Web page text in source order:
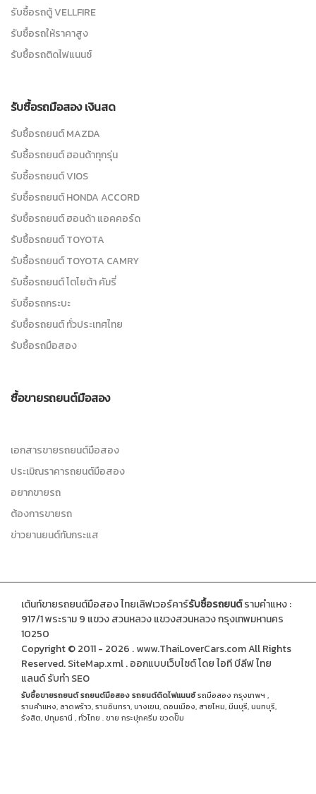
รับซื้อรถตู้ VELLFIRE
รับซื้อรถให้ราคาสูง
รับซื้อรถติดไฟแนนซ์
รับซื้อรถมือสอง เงินสด
รับซื้อรถยนต์ MAZDA
รับซื้อรถยนต์ ฮอนด้าทุกรุ่น
รับซื้อรถยนต์ VIOS
รับซื้อรถยนต์ HONDA ACCORD
รับซื้อรถยนต์ ฮอนด้า แอคคอร์ด
รับซื้อรถยนต์ TOYOTA
รับซื้อรถยนต์ TOYOTA CAMRY
รับซื้อรถยนต์ โตโยต้า คัมรี่
รับซื้อรถกระบะ
รับซื้อรถยนต์ ทั่วประเทศไทย
รับซื้อรถมือสอง
ซื้อขายรถยนต์มือสอง
เอกสารขายรถยนต์มือสอง
ประเมิณราคารถยนต์มือสอง
อยากขายรถ
ต้องการขายรถ
ข่าวยานยนต์ทันกระแส
เต้นท์ขายรถยนต์มือสอง ไทยเลิฟเวอร์คาร์รับซื้อรถยนต์รามคำแหง :
917/1 พระราม 9 แขวง สวนหลวง แขวงสวนหลวง กรุงเทพมหานคร
10250
Copyright © 2011 - 2026 .www.ThaiLoverCars.comAll Rights
Reserved.SiteMap.xml.ออกแบบเว็บไซต์โดย ไอที บีลีฟ ไทย
แลนด์รับทำ SEO
รับซื้อขายรถยนต์รถยนต์มือสองรถยนต์ติดไฟแนนซ์รถมือสอง กรุงเทพฯ ,
รามคำแหง, ลาดพร้าว, รามอินทรา, บางเขน, ดอนเมือง, สายไหม, มีนบุรี, นนทบุรี,
รังสิต, ปทุมธานี , ทั่วไทย . ขาย กระปุกครีม ขวดปั๊ม